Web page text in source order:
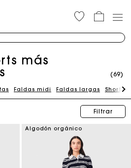
más
(69)
Faldas midi Faldas largas Shorts
Filtrar
Algodón orgánico